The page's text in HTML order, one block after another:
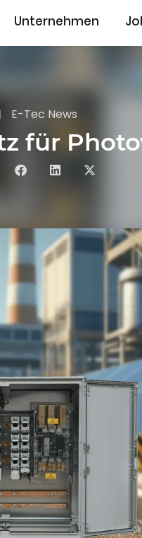
Unternehmen
E-Tec News
für